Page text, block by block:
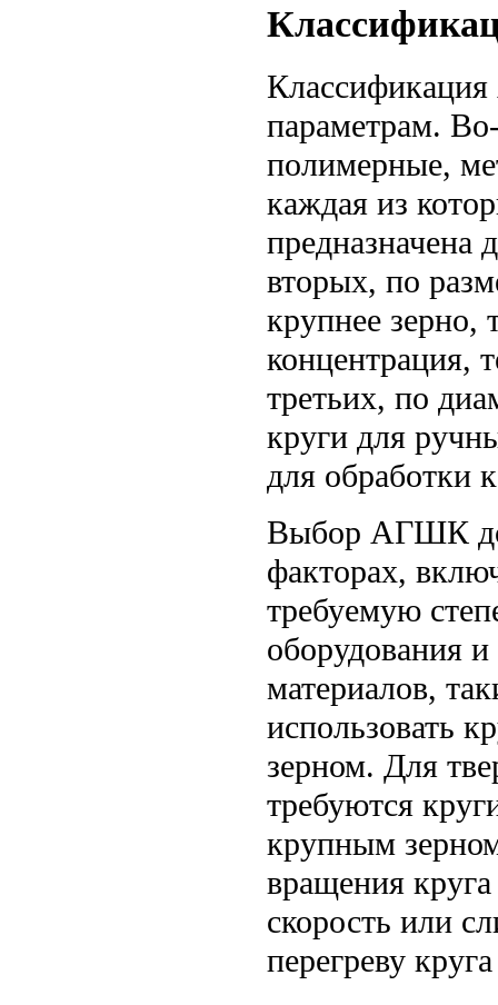
параметрам.
полимерные,
каждая из
предназначена
вторых, по
крупнее
концентрация,
третьих, по
круги для
для обработки
Выбор АГШК
факторах,
требуемую
оборудования
материалов,
использовать
зерном. Для
требуются
крупным
вращения
скорость или
перегреву